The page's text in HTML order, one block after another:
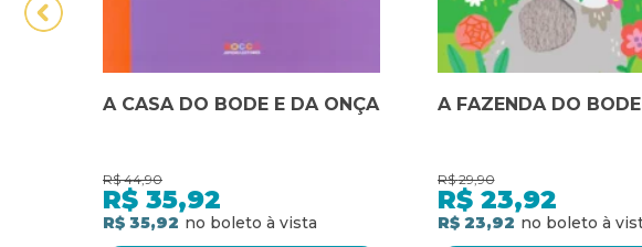
A CASA DO BODE E DA ONÇA
R$ 44,90
R$ 35,92
R$ 35,92
A FAZENDA DO BODE
R$ 29,90
R$ 23,92
R$ 23,92